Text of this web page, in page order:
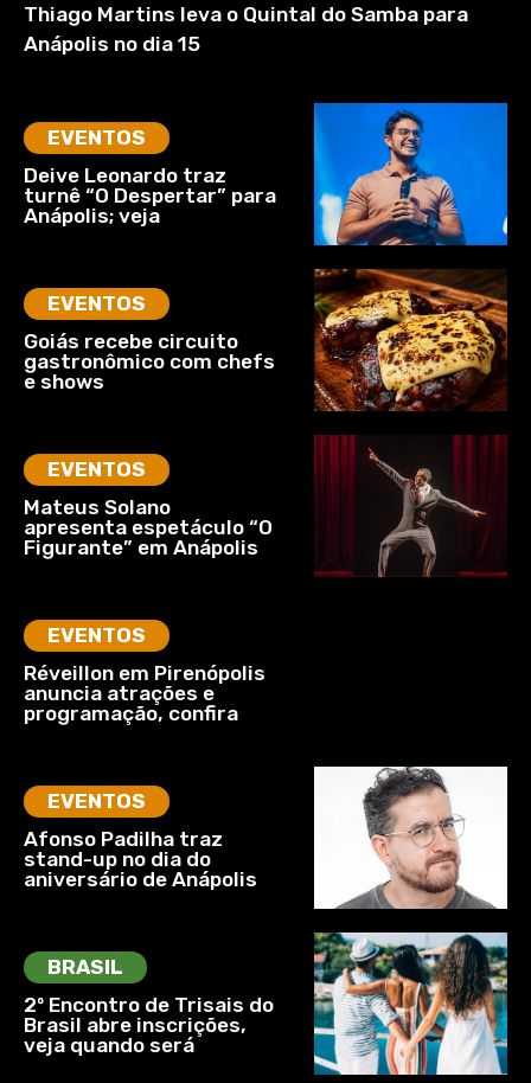
Thiago Martins leva o Quintal do Samba para
Anápolis no dia 15
EVENTOS
Deive Leonardo traz
turnê “O Despertar” para
Anápolis; veja
EVENTOS
Goiás recebe circuito
gastronômico com chefs
e shows
EVENTOS
Mateus Solano
apresenta espetáculo “O
Figurante” em Anápolis
EVENTOS
Réveillon em Pirenópolis
anuncia atrações e
programação, confira
EVENTOS
Afonso Padilha traz
stand-up no dia do
aniversário de Anápolis
BRASIL
2º Encontro de Trisais do
Brasil abre inscrições,
veja quando será